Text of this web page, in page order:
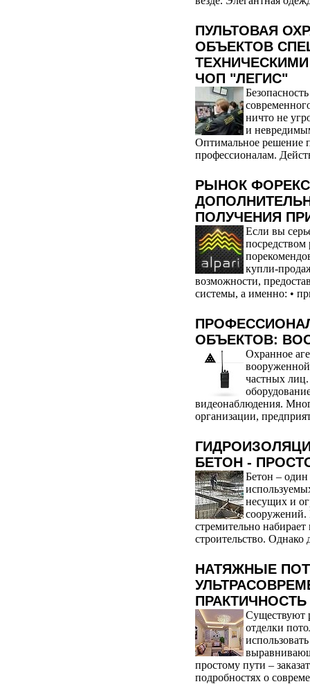
ПУЛЬТОВАЯ
ОБЪЕКТОВ
ЧОП "ЛЕГИС"
ничто не
и
Оптимальное решение
профессионалам.
РЫНОК
ПОЛУЧЕНИЯ
Если вы
купли-
возможности,
системы, а именно: •
ОБЪЕКТОВ:
Охранное
частных
видеонаблюдения.
организации,
БЕТОН -
Бетон –
несущих и
сооружений.
стремительно
строительство.
НАТЯЖНЫЕ
Существуют
отделки
простому пути –
подробностях о